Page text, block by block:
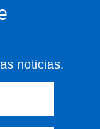
noticias.